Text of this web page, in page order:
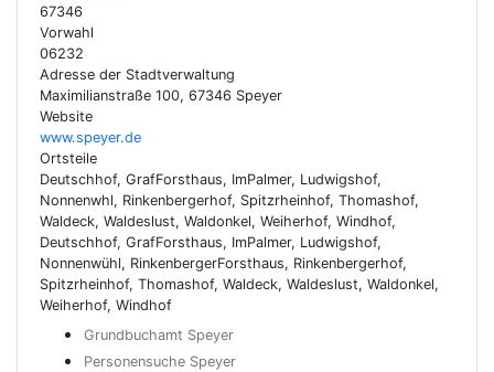
67346
Vorwahl
06232
Adresse der Stadtverwaltung
Maximilianstraße 100, 67346 Speyer
Website
www.speyer.de
Ortsteile
Deutschhof, GrafForsthaus, ImPalmer, Ludwigshof,
Nonnenwhl, Rinkenbergerhof, Spitzrheinhof, Thomashof,
Waldeck, Waldeslust, Waldonkel, Weiherhof, Windhof,
Deutschhof, GrafForsthaus, ImPalmer, Ludwigshof,
Nonnenwühl, RinkenbergerForsthaus, Rinkenbergerhof,
Spitzrheinhof, Thomashof, Waldeck, Waldeslust, Waldonkel,
Weiherhof, Windhof
Grundbuchamt Speyer
Personensuche Speyer